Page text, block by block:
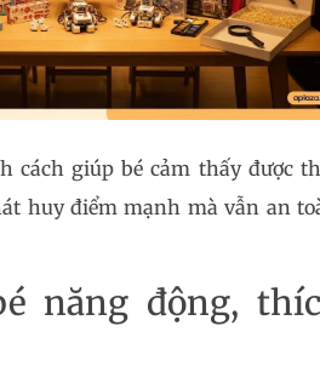
cách giúp bé cảm thấy được
huy điểm mạnh mà vẫn an
năng động,